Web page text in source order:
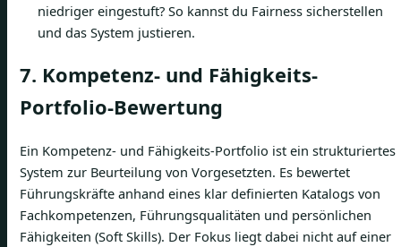
niedriger eingestuft? So kannst du Fairness sicherstellen
und das System justieren.
7. Kompetenz- und Fähigkeits-
Portfolio-Bewertung
Ein Kompetenz- und Fähigkeits-Portfolio ist ein strukturiertes
System zur Beurteilung von Vorgesetzten. Es bewertet
Führungskräfte anhand eines klar definierten Katalogs von
Fachkompetenzen, Führungsqualitäten und persönlichen
Fähigkeiten (Soft Skills). Der Fokus liegt dabei nicht auf einer